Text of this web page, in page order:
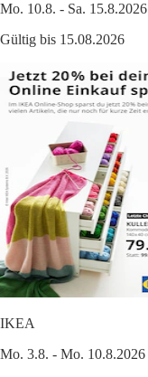
Mo. 10.8. - Sa. 15.8.2026
Gültig bis 15.08.2026
IKEA
Mo. 3.8. - Mo. 10.8.2026